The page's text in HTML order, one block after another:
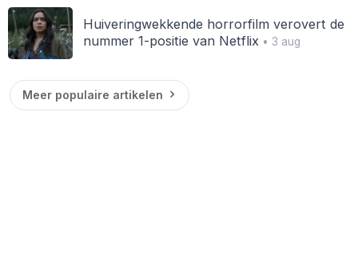
Huiveringwekkende horrorfilm verovert de
nummer 1-positie van Netflix• 3 aug
Meer populaire artikelen